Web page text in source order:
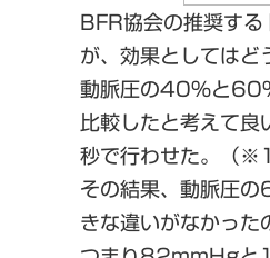
BFR協会の推奨す
が、効果としてはど
動脈圧の40%と
比較したと考えて
秒で行わせた。（
その結果、動脈圧
きな違いがなかった